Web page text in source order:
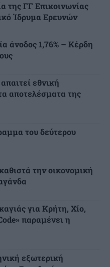
της ΓΓ Επικοινωνίας
Ίδρυμα Ερευνών
άνοδος 1,76% – Κέρδη
εθνική
αποτελέσματα της
του δεύτερου
την οικονομική
για Κρήτη, Χίο,
παραμένει η
εξωτερική